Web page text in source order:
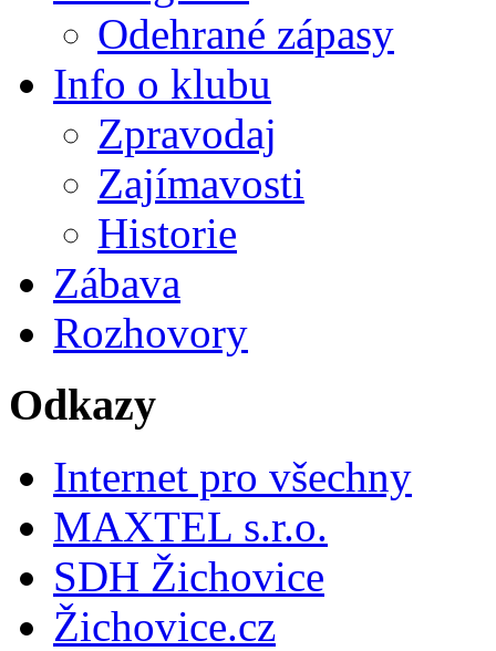
Odehrané zápasy
Info o klubu
Zpravodaj
Zajímavosti
Historie
Zábava
Rozhovory
Odkazy
Internet pro všechny
MAXTEL s.r.o.
SDH Žichovice
Žichovice.cz